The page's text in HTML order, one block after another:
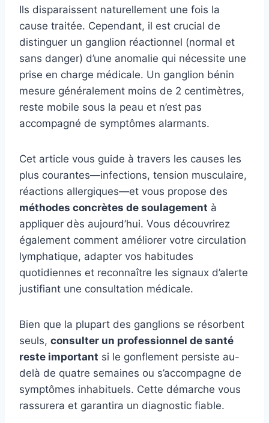
Ils disparaissent naturellement une fois la
cause traitée. Cependant, il est crucial de
distinguer un ganglion réactionnel (normal et
sans danger) d’une anomalie qui nécessite une
prise en charge médicale. Un ganglion bénin
mesure généralement moins de 2 centimètres,
reste mobile sous la peau et n’est pas
accompagné de symptômes alarmants.
Cet article vous guide à travers les causes les
plus courantes—infections, tension musculaire,
réactions allergiques—et vous propose des
méthodes concrètes de soulagement à
appliquer dès aujourd’hui. Vous découvrirez
également comment améliorer votre circulation
lymphatique, adapter vos habitudes
quotidiennes et reconnaître les signaux d’alerte
justifiant une consultation médicale.
Bien que la plupart des ganglions se résorbent
seuls, consulter un professionnel de santé
reste important si le gonflement persiste au-
delà de quatre semaines ou s’accompagne de
symptômes inhabituels. Cette démarche vous
rassurera et garantira un diagnostic fiable.